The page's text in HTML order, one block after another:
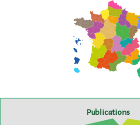
Publications